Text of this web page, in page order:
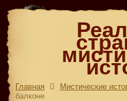
Главная Мистические
балконе